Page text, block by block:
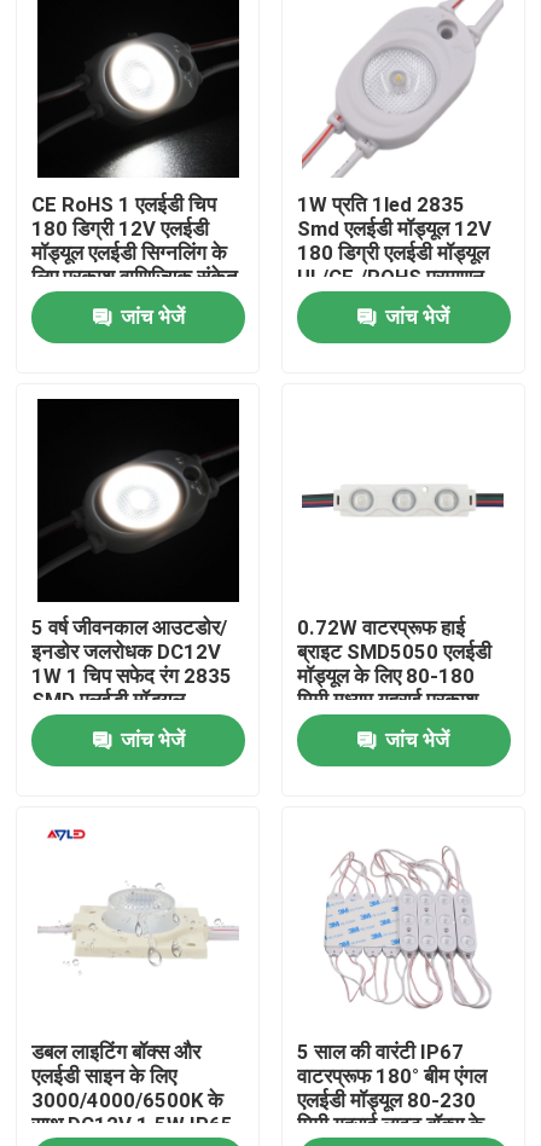
उत्पादों
वीडियो
हमारे बारे में
कारखाना भ्रमण
गुणवत्ता नियंत्रण
संपर्क करें
समाचार
एक उद्धरण का अनुरोध करें
उच्च क्रि एलईडी पट्टी
CE RoHS 1 एलईडी चिप
180 डिग्री 12V एलईडी
मॉड्यूल एलईडी सिग्नलिंग के
लिए प्रकाश वाणिज्यिक संकेत,
सजावटी रोशनी उच्च गुणवत्ता
जांच भेजें
1W प्रति 1led 2835
Smd एलईडी मॉड्यूल 12V
180 डिग्री एलईडी मॉड्यूल
UL/CE./ROHS प्रमाणन
पारित
जांच भेजें
5 वर्ष जीवनकाल आउटडोर/
इनडोर जलरोधक DC12V
1W 1 चिप सफेद रंग 2835
SMD एलईडी मॉड्यूल
जांच भेजें
0.72W वाटरप्रूफ हाई
ब्राइट SMD5050 एलईडी
मॉड्यूल के लिए 80-180
मिमी मध्यम गहराई प्रकाश
बॉक्स
जांच भेजें
डबल लाइटिंग बॉक्स और
एलईडी साइन के लिए
3000/4000/6500K के
साथ DC12V 1.5W IP65
5 साल की वारंटी IP67
वाटरप्रूफ 180° बीम एंगल
एलईडी मॉड्यूल 80-230
मिमी गहराई लाइट बॉक्स के